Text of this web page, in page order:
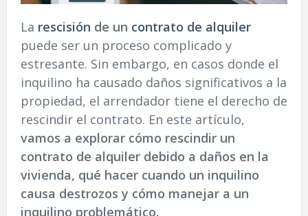
La rescisión de un contrato de alquiler
puede ser un proceso complicado y
estresante. Sin embargo, en casos donde el
inquilino ha causado daños significativos a la
propiedad, el arrendador tiene el derecho de
rescindir el contrato. En este artículo,
vamos a explorar cómo rescindir un
contrato de alquiler debido a daños en la
vivienda, qué hacer cuando un inquilino
causa destrozos y cómo manejar a un
inquilino problemático.